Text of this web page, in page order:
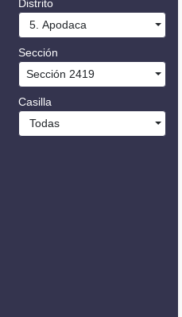
Distrito
5. Apodaca
Sección
Sección 2419
Casilla
Todas